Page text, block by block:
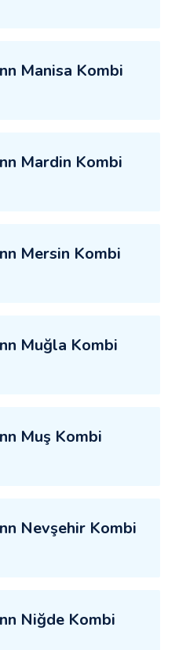
Manisa Kombi
Mardin Kombi
Mersin Kombi
Muğla Kombi
Muş Kombi
Nevşehir Kombi
Niğde Kombi